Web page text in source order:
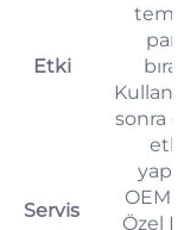
Etki
sonra
Servis
OEM
Özel